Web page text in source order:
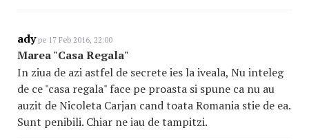
adype 17 Feb 2016, 22:00
Marea "Casa Regala"
In ziua de azi astfel de secrete ies la iveala, Nu inteleg
de ce "casa regala" face pe proasta si spune ca nu au
auzit de Nicoleta Carjan cand toata Romania stie de ea.
Sunt penibili. Chiar ne iau de tampitzi.